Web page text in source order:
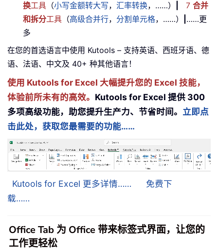
换工具 （小写金额转大写， 汇率转换，……） 7 合并
和拆分工具 （高级合并行， 分割单元格，……）
……更
多
在您的首选语言中使用 Kutools – 支持英语、西班牙语、德
语、法语、中文及 40+ 种其他语言！
使用 Kutools for Excel 大幅提升您的 Excel 技能，
体验前所未有的高效。 Kutools for Excel 提供 300
多项高级功能，助您提升生产力、节省时间。 立即点
击此处，获取您最需要的功能……
Kutools for Excel 更多详情……
免费下
载……
Office Tab 为 Office 带来标签式界面，让您的
工作更轻松